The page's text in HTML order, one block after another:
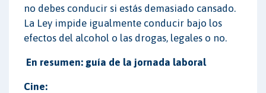
no debes conducir si estás demasiado cansado.
La Ley impide igualmente conducir bajo los
efectos del alcohol o las drogas, legales o no.
En resumen: guía de la jornada laboral
Cine: